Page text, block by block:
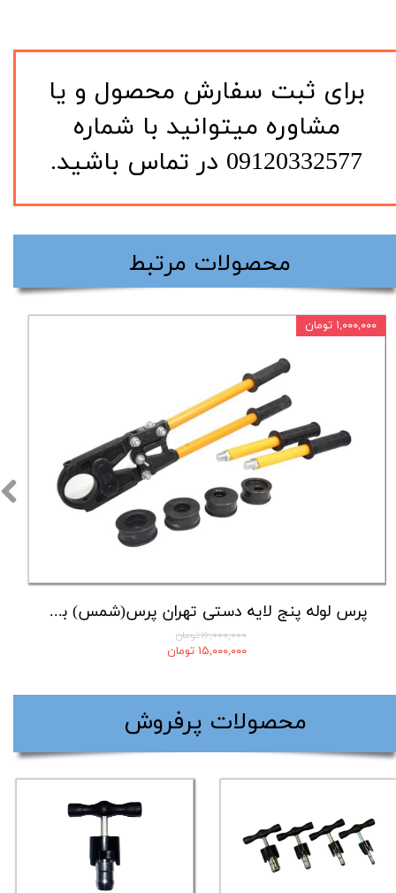
​برای ثبت سفارش محصول و یا
مشاوره میتوانید با شماره
09120332577 در تماس باشید.
​محصولات مرتبط
پرس لوله پنج لایه دستی تهران پرس(شمس) با لوازم کامل
۱۶,۰۰۰,۰۰۰ تومان
۱۵,۰۰۰,۰۰۰ تومان
۱,۰۰۰,۰۰۰ تومان
​محصولات پرفروش